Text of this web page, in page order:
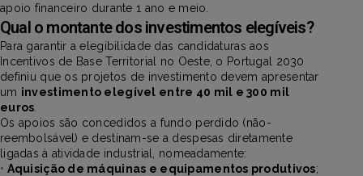
apoio financeiro durante 1 ano e meio.
Qual o montante dos investimentos elegíveis?
Para garantir a elegibilidade das candidaturas aos
Incentivos de Base Territorial no Oeste, o Portugal 2030
definiu que os projetos de investimento devem apresentar
um investimento elegível entre 40 mil e 300 mil
euros
Os apoios são concedidos a fundo perdido (não-
reembolsável) e destinam-se a despesas diretamente
ligadas à atividade industrial, nomeadamente:
• Aquisição de máquinas e equipamentos produtivos;